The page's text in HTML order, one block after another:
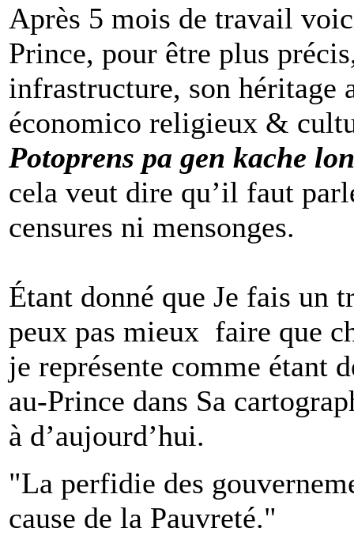
Après 5 mois de travail
Prince, pour être plus
infrastructure, son
économico religieux &
Potoprens pa gen kache
cela veut dire qu’il faut
censures ni mensonges.
Étant donné que Je fais un
peux pas mieux faire que
je représente comme étant
au-Prince dans Sa
à d’aujourd’hui.
"La perfidie des
cause de la Pauvreté."